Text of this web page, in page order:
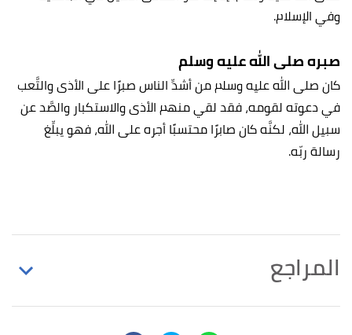
وفي الإسلام.
صبره صلى الله عليه وسلم
كان صلى الله عليه وسلم من أشدِّ الناس صبرًا على الأذى والتَّعب
في دعوته لقومه، فقد لقي منهم الأذى والاستكبار والصَّد عن
سبيل الله، لكنَّه كان صابرًا محتسبًا أجره على الله، فهو يبلِّغ
رسالة ربّه.
المراجع